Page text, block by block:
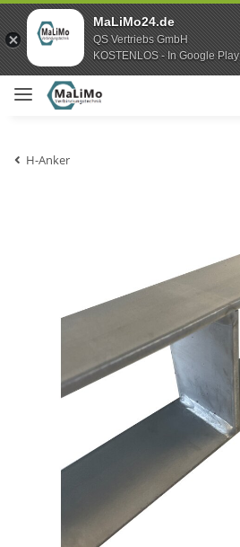
MaLiMo24.de
QS Vertriebs GmbH
KOSTENLOS - In Google Play
H-Anker